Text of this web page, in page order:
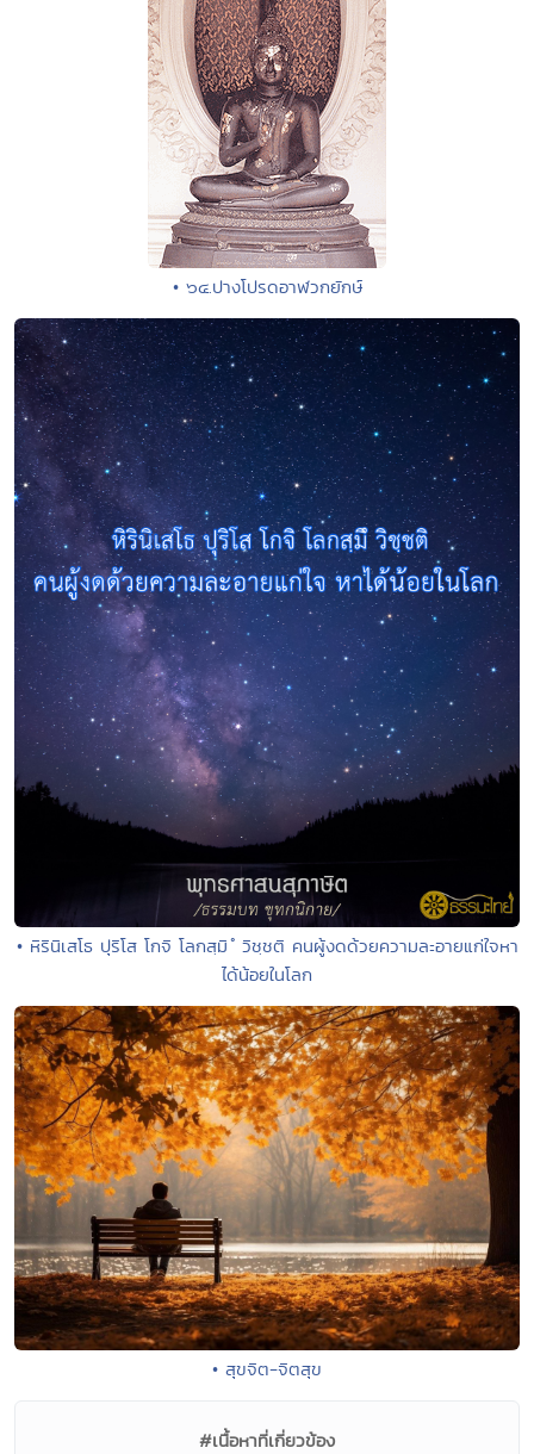
• ๖๔.ปางโปรดอาฬวกยักษ์
• หิรินิเสโธ ปุริโส โกจิ โลกสฺมิ ํ วิชฺชติ คนผู้งดด้วยความละอายแก่ใจหา
ได้น้อยในโลก
• สุขจิต-จิตสุข
#เนื้อหาที่เกี่ยวข้อง